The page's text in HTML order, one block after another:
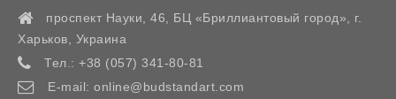
проспект Науки, 46, БЦ «Бриллиантовый город»,
г.
Харьков
Украина
Тел.: +38 (057) 341-80-81
E-mail: online@budstandart.com